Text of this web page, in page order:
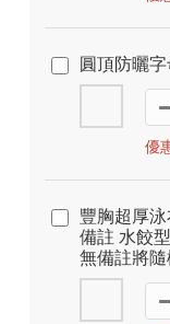
圓頂防曬
優
豐胸超厚
備註 水餃
無備註將